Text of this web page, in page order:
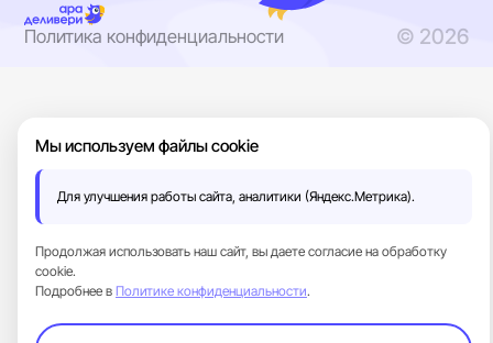
Политика конфиденциальности © 2026
Мы используем файлы cookie
Для улучшения работы сайта, аналитики (Яндекс.Метрика).
Продолжая использовать наш сайт, вы даете согласие на обработку
cookie.
Подробнее в Политике конфиденциальности.